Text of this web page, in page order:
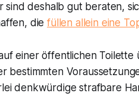
sind deshalb gut beraten,
diefüllen allein eine
einer öffentlichen
bestimmten
denkwürdige strafbare